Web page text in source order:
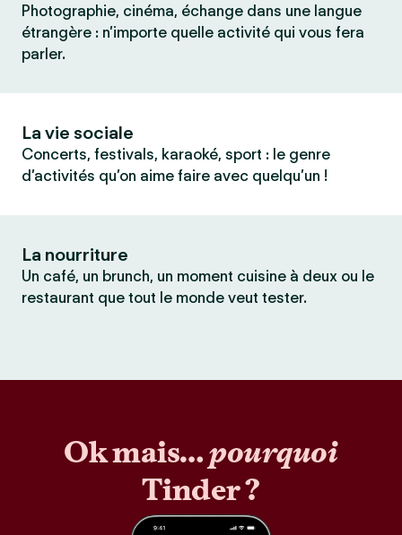
Photographie, cinéma, échange dans une langue
étrangère : n’importe quelle activité qui vous fera
parler.
La vie sociale
Concerts, festivals, karaoké, sport : le genre
d’activités qu’on aime faire avec quelqu’un !
La nourriture
Un café, un brunch, un moment cuisine à deux ou le
restaurant que tout le monde veut tester.
Ok mais…pourquoi
Tinder ?